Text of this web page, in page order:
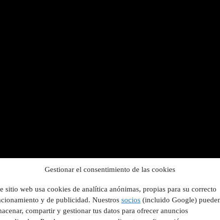
Gestionar el consentimiento de las cookies
sitio web usa cookies de analítica anónimas, propias para su correcto
y de publicidad. Nuestros socios (incluido Google)
compartir y gestionar tus datos para ofrecer anuncios